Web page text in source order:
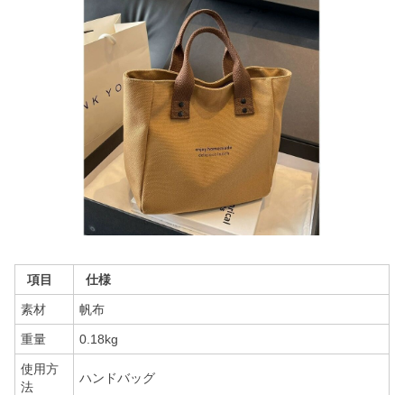
項目 仕様
素材 帆布
重量 0.18kg
使用方
法
ハンドバッグ